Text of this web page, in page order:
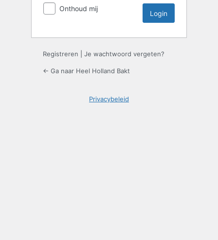
Onthoud mij
Registreren Je wachtwoord vergeten?
← Ga naar Heel Holland Bakt
Privacybeleid